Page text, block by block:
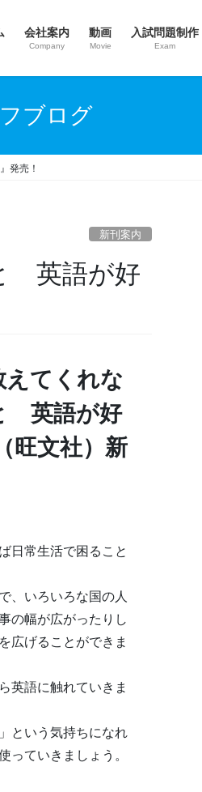
会社案内
Company
動画
Movie
入試問題制作
Exam
ブログ
発売！
新刊案内
英語が好
えてくれな
英語が好
旺文社）新
日常生活で困ること
、いろいろな国の人
の幅が広がったりし
広げることができま
英語に触れていきま
という気持ちになれ
っていきましょう。